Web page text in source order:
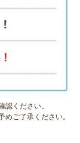
認ください。
ご了承ください。